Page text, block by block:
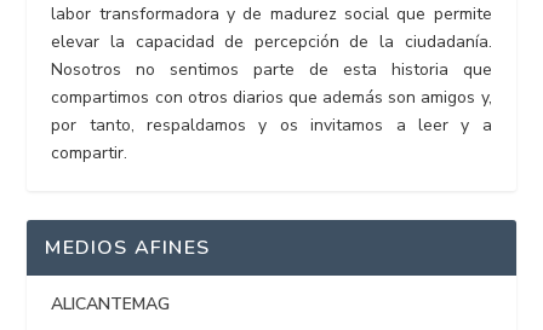
labor transformadora y de madurez social que permite
elevar la capacidad de percepción de la ciudadanía.
Nosotros no sentimos parte de esta historia que
compartimos con otros diarios que además son amigos y,
por tanto, respaldamos y os invitamos a leer y a
compartir.
MEDIOS AFINES
ALICANTEMAG